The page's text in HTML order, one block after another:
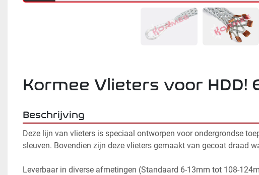
Kormee Vlieters voor HDD!
Beschrijving
Deze lijn van vlieters is speciaal ontworpen voor ondergrondse
sleuven. Bovendien zijn deze vlieters gemaakt van gecoat draad
Leverbaar in diverse afmetingen (Standaard 6-13mm tot 108-